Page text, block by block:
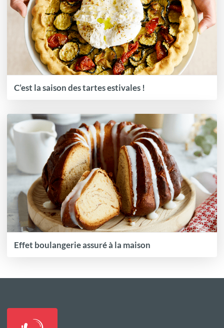
C’est la saison des tartes estivales !
Effet boulangerie assuré à la maison